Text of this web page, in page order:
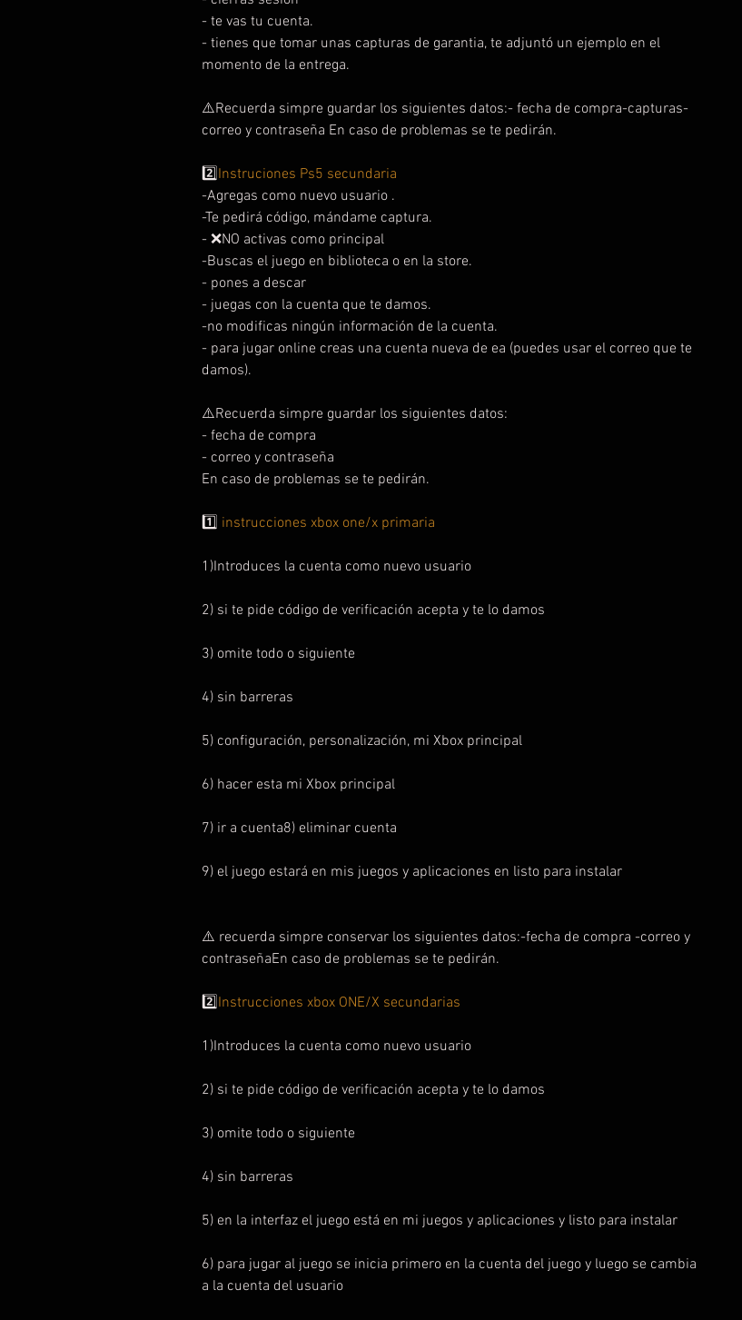
- te vas tu cuenta.
- tienes que tomar unas capturas de garantia, te adjuntó un ejemplo en el
momento de la entrega.
⚠️Recuerda simpre guardar los siguientes datos:- fecha de compra-capturas-
correo y contraseña En caso de problemas se te pedirán.
2️⃣Instruciones Ps5 secundaria
-Agregas como nuevo usuario .
-Te pedirá código, mándame captura.
- ❌NO activas como principal
-Buscas el juego en biblioteca o en la store.
- pones a descar
- juegas con la cuenta que te damos.
-no modificas ningún información de la cuenta.
- para jugar online creas una cuenta nueva de ea (puedes usar el correo que te
damos).
⚠️Recuerda simpre guardar los siguientes datos:
- fecha de compra
- correo y contraseña
En caso de problemas se te pedirán.
1️⃣ instrucciones xbox one/x primaria
1)Introduces la cuenta como nuevo usuario
2) si te pide código de verificación acepta y te lo damos
3) omite todo o siguiente
4) sin barreras
5) configuración, personalización, mi Xbox principal
6) hacer esta mi Xbox principal
7) ir a cuenta8) eliminar cuenta
9) el juego estará en mis juegos y aplicaciones en listo para instalar
⚠️ recuerda simpre conservar los siguientes datos:-fecha de compra -correo y
contraseñaEn caso de problemas se te pedirán.
2️⃣Instrucciones xbox ONE/X secundarias
1)Introduces la cuenta como nuevo usuario
2) si te pide código de verificación acepta y te lo damos
3) omite todo o siguiente
4) sin barreras
5) en la interfaz el juego está en mi juegos y aplicaciones y listo para instalar
6) para jugar al juego se inicia primero en la cuenta del juego y luego se cambia
a la cuenta del usuario